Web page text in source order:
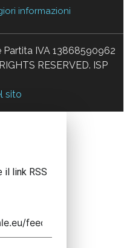
informazioni
IVA 13868590962
RESERVED. ISP
sito
il link RSS